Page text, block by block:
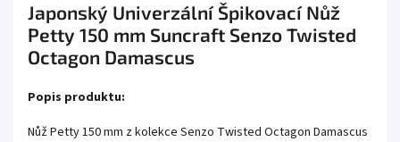
Japonský Univerzální Špikovací Nůž
Petty 150 mm Suncraft Senzo Twisted
Octagon Damascus
Popis produktu:
Nůž Petty 150 mm z kolekce Senzo Twisted Octagon Damascus